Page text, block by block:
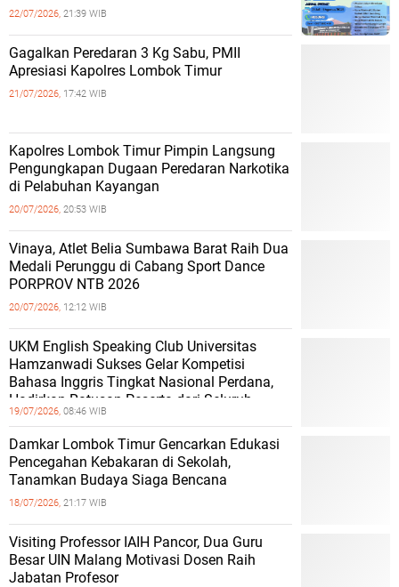
22/07/2026, 21:39 WIB
Gagalkan Peredaran 3 Kg Sabu, PMII
Apresiasi Kapolres Lombok Timur
21/07/2026, 17:42 WIB
Kapolres Lombok Timur Pimpin Langsung
Pengungkapan Dugaan Peredaran Narkotika
di Pelabuhan Kayangan
20/07/2026, 20:53 WIB
Vinaya, Atlet Belia Sumbawa Barat Raih Dua
Medali Perunggu di Cabang Sport Dance
PORPROV NTB 2026
20/07/2026, 12:12 WIB
UKM English Speaking Club Universitas
Hamzanwadi Sukses Gelar Kompetisi
Bahasa Inggris Tingkat Nasional Perdana,
Hadirkan Ratusan Peserta dari Seluruh
19/07/2026, 08:46 WIB
Damkar Lombok Timur Gencarkan Edukasi
Pencegahan Kebakaran di Sekolah,
Tanamkan Budaya Siaga Bencana
18/07/2026, 21:17 WIB
Visiting Professor IAIH Pancor, Dua Guru
Besar UIN Malang Motivasi Dosen Raih
Jabatan Profesor